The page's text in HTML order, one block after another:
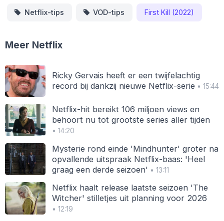
Netflix-tips VOD-tips First Kill (2022)
Meer Netflix
Ricky Gervais heeft er een twijfelachtig
record bij dankzij nieuwe Netflix-serie • 15:44
Netflix-hit bereikt 106 miljoen views en
behoort nu tot grootste series aller tijden
• 14:20
Mysterie rond einde 'Mindhunter' groter na
opvallende uitspraak Netflix-baas: 'Heel
graag een derde seizoen' • 13:11
Netflix haalt release laatste seizoen 'The
Witcher' stilletjes uit planning voor 2026
• 12:19